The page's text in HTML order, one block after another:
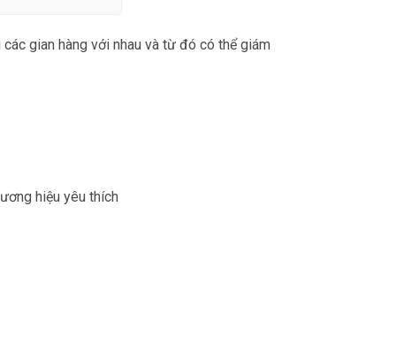
gian hàng với nhau và từ đó có thể giám
hiệu yêu thích